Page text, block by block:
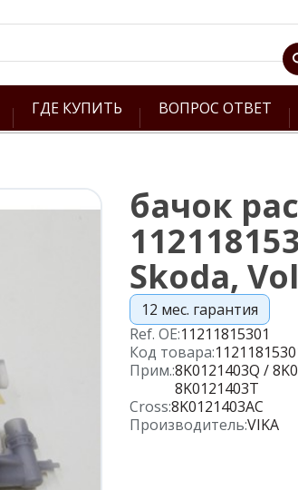
ГДЕ КУПИТЬ ВОПРОС ОТВЕТ
бачок
Skoda,
12 мес. гарантия
Ref. OE:11211815301
Код товара:
Прим.:8K0121403Q /
8K0121403T
Cross:8K0121403AC
Производитель:VIKA